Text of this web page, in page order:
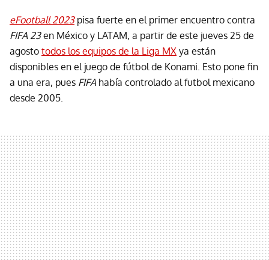
eFootball 2023pisa fuerte en el primer encuentro contra
FIFA 23en México y LATAM, a partir de este jueves 25 de
agosto todos los equipos de la Liga MX ya están
disponibles en el juego de fútbol de Konami. Esto pone fin
a una era, pues FIFA había controlado al futbol mexicano
desde 2005.